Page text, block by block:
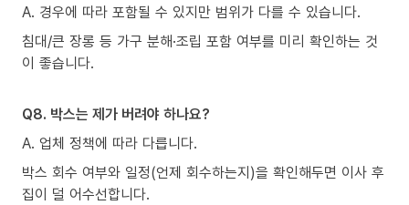
A. 경우에 따라 포함될 수 있지만 범위가 다를 수 있습니다.
침대/큰 장롱 등 가구 분해·조립 포함 여부를 미리 확인하는 것
이 좋습니다.
Q8. 박스는 제가 버려야 하나요?
A. 업체 정책에 따라 다릅니다.
박스 회수 여부와 일정(언제 회수하는지)을 확인해두면 이사 후
집이 덜 어수선합니다.